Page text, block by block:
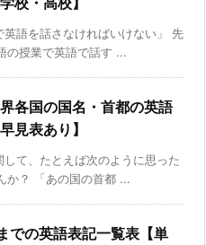
英語を話さなければいけない」 先
の授業で英語で話す ...
界各国の国名・首都の英語
見表あり】
て、たとえば次のように思った
か？ 「あの国の首都 ...
での英語表記一覧表【単